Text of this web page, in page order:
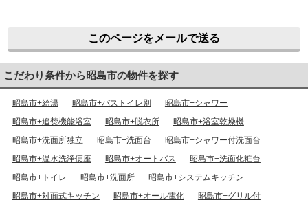
このページをメールで送る
こだわり条件から昭島市の物件を探す
昭島市+給湯 昭島市+バストイレ別
昭島市+シャワー
昭島市+追焚機能浴室
昭島市+脱衣所
昭島市+浴室乾燥機
昭島市+洗面所独立
昭島市+洗面台
昭島市+シャワー付洗面台
昭島市+温水洗浄便座
昭島市+オートバス
昭島市+洗面化粧台
昭島市+トイレ
昭島市+洗面所
昭島市+システムキッチン
昭島市+対面式キッチン
昭島市+オール電化
昭島市+グリル付